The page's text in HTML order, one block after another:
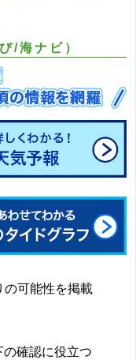
/海ナビ）
の可能性を掲載
の確認に役立つ